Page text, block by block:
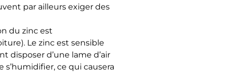
par ailleurs exiger des
du zinc est
Le zinc est sensible
d’une lame d’air
ce qui causera